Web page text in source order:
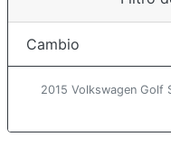
Cambio
2015 Volkswagen Golf